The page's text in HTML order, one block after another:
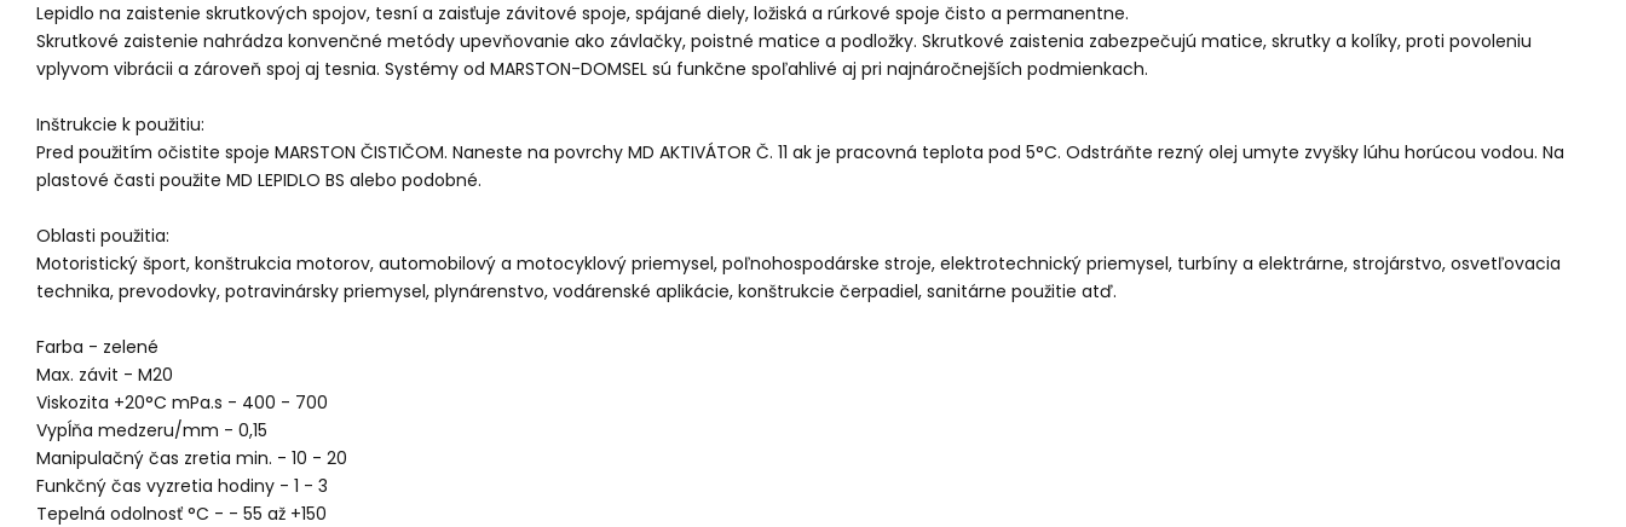
Lepidlo na zaistenie skrutkových spojov, tesní a zaisťuje závitové spoje, spájané diely, ložiská a rúrkové spoje čisto a permanentne.
Skrutkové zaistenie nahrádza konvenčné metódy upevňovanie ako závlačky, poistné matice a podložky. Skrutkové zaistenia zabezpečujú matice, skrutky a kolíky, proti povoleniu
vplyvom vibrácii a zároveň spoj aj tesnia. Systémy od MARSTON-DOMSEL sú funkčne spoľahlivé aj pri najnáročnejších podmienkach.
Inštrukcie k použitiu:
Pred použitím očistite spoje MARSTON ČISTIČOM. Naneste na povrchy MD AKTIVÁTOR Č. 11 ak je pracovná teplota pod 5°C. Odstráňte rezný olej umyte zvyšky lúhu horúcou vodou. Na
plastové časti použite MD LEPIDLO BS alebo podobné.
Oblasti použitia:
Motoristický šport, konštrukcia motorov, automobilový a motocyklový priemysel, poľnohospodárske stroje, elektrotechnický priemysel, turbíny a elektrárne, strojárstvo, osvetľovacia
technika, prevodovky, potravinársky priemysel, plynárenstvo, vodárenské aplikácie, konštrukcie čerpadiel, sanitárne použitie atď.
Farba - zelené
Max. závit - M20
Viskozita +20°C mPa.s - 400 - 700
Vypĺňa medzeru/mm - 0,15
Manipulačný čas zretia min. - 10 - 20
Funkčný čas vyzretia hodiny - 1 - 3
Tepelná odolnosť °C - - 55 až +150